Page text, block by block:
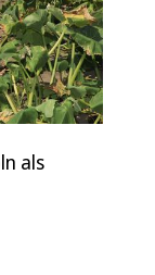
als